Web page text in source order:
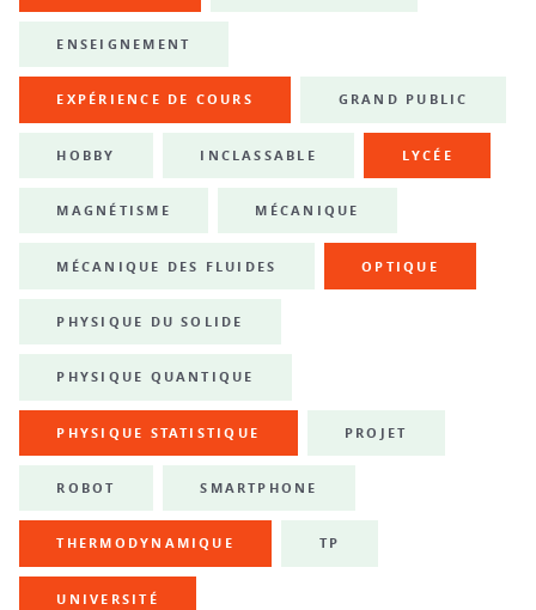
ENSEIGNEMENT
EXPÉRIENCE DE COURS GRAND PUBLIC
HOBBY INCLASSABLE LYCÉE
MAGNÉTISME MÉCANIQUE
MÉCANIQUE DES FLUIDES OPTIQUE
PHYSIQUE DU SOLIDE
PHYSIQUE QUANTIQUE
PHYSIQUE STATISTIQUE PROJET
ROBOT SMARTPHONE
THERMODYNAMIQUE TP
UNIVERSITÉ